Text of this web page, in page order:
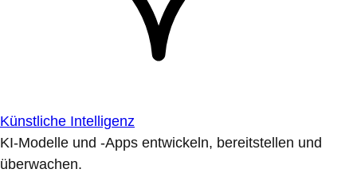
Künstliche Intelligenz
KI-Modelle und -Apps entwickeln, bereitstellen und
überwachen.